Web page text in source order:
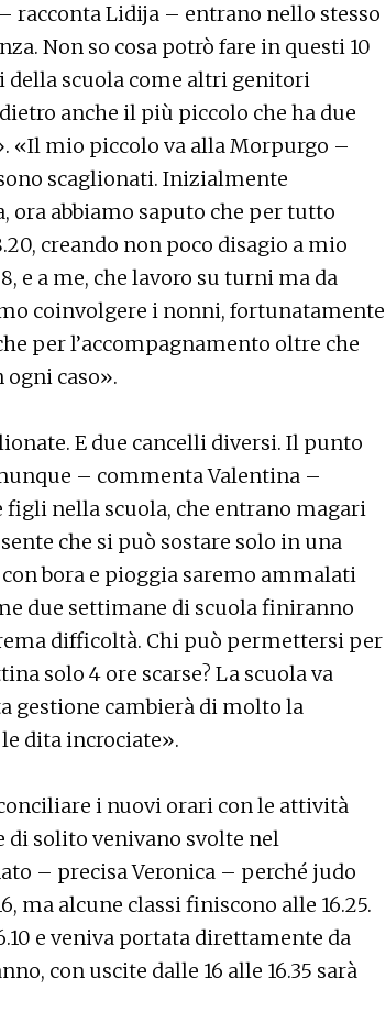
racconta Lidija – entrano nello stesso
Non so cosa potrò fare in questi 10
della scuola come altri genitori
anche il più piccolo che ha due
«Il mio piccolo va alla Morpurgo –
scaglionati. Inizialmente
ora abbiamo saputo che per tutto
creando non poco disagio a mio
e a me, che lavoro su turni ma da
coinvolgere i nonni, fortunatamente
per l’accompagnamento oltre che
caso».
E due cancelli diversi. Il punto
– commenta Valentina –
nella scuola, che entrano magari
che si può sostare solo in una
bora e pioggia saremo ammalati
due settimane di scuola finiranno
difficoltà. Chi può permettersi per
solo 4 ore scarse? La scuola va
gestione cambierà di molto la
dita incrociate».
i nuovi orari con le attività
di solito venivano svolte nel
– precisa Veronica – perché judo
ma alcune classi finiscono alle 16.25.
e veniva portata direttamente da
con uscite dalle 16 alle 16.35 sarà